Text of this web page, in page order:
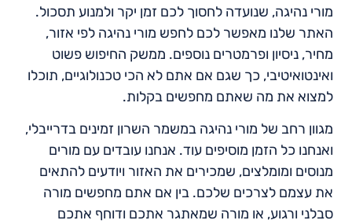
מורי נהיגה, שנועדה לחסוך לכם זמן יקר ולמנוע תסכול.
האתר שלנו מאפשר לכם לחפש מורי נהיגה לפי אזור,
מחיר, ניסיון ופרמטרים נוספים. ממשק החיפוש פשוט
ואינטואיטיבי, כך שגם אם אתם לא הכי טכנולוגיים, תוכלו
למצוא את מה שאתם מחפשים בקלות.
מגוון רחב של מורי נהיגה במשמר השרון זמינים בדרייבלי,
ואנחנו כל הזמן מוסיפים עוד. אנחנו עובדים עם מורים
מנוסים ומומלצים, שמכירים את האזור ויודעים להתאים
את עצמם לצרכים שלכם. בין אם אתם מחפשים מורה
סבלני ורגוע, או מורה שמאתגר אתכם ודוחף אתכם